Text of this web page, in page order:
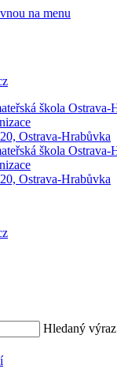
na menu
Ostrava-Hrabůvka
Ostrava-Hrabůvka
Hledaný výraz